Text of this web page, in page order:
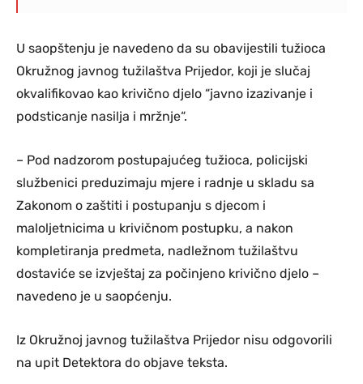
U saopštenju je navedeno da su obavijestili tužioca
Okružnog javnog tužilaštva Prijedor, koji je slučaj
okvalifikovao kao krivično djelo “javno izazivanje i
podsticanje nasilja i mržnje“.
– Pod nadzorom postupajućeg tužioca, policijski
službenici preduzimaju mjere i radnje u skladu sa
Zakonom o zaštiti i postupanju s djecom i
maloljetnicima u krivičnom postupku, a nakon
kompletiranja predmeta, nadležnom tužilaštvu
dostaviće se izvještaj za počinjeno krivično djelo –
navedeno je u saopćenju.
Iz Okružnoj javnog tužilaštva Prijedor nisu odgovorili
na upit Detektora do objave teksta.